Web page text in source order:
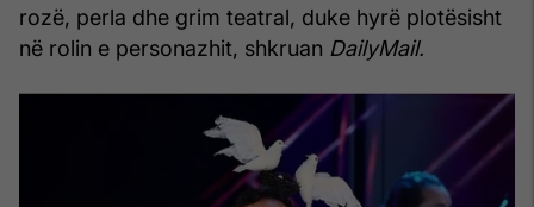
rozë, perla dhe grim teatral, duke hyrë plotësisht
në rolin e personazhit, shkruan DailyMail.